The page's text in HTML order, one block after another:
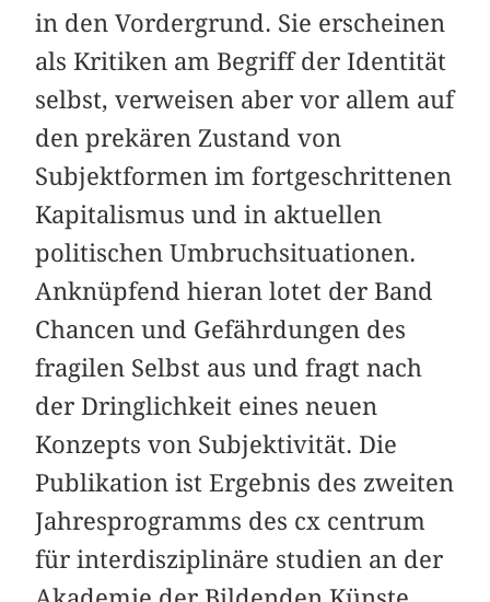
in den Vordergrund. Sie erscheinen
als Kritiken am Begriff der Identität
selbst, verweisen aber vor allem auf
den prekären Zustand von
Subjektformen im fortgeschrittenen
Kapitalismus und in aktuellen
politischen Umbruchsituationen.
Anknüpfend hieran lotet der Band
Chancen und Gefährdungen des
fragilen Selbst aus und fragt nach
der Dringlichkeit eines neuen
Konzepts von Subjektivität. Die
Publikation ist Ergebnis des zweiten
Jahresprogramms des cx centrum
für interdisziplinäre studien an der